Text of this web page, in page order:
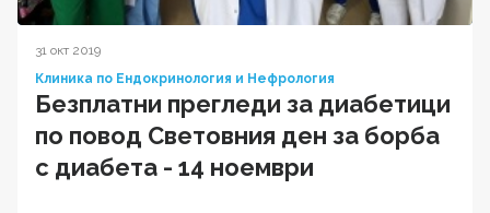
31 окт 2019
Клиника по Ендокринология и Нефрология
Безплатни прегледи за диабетици
по повод Световния ден за борба
с диабета - 14 ноември